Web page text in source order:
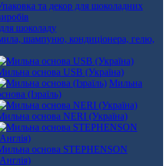
та декор для шоколадних
шампуню, кондиціонера, гелю,
основа USB (Україна)
Мильна
(Ізраїль)
основа NERI (Україна)
основа STEPHENSON